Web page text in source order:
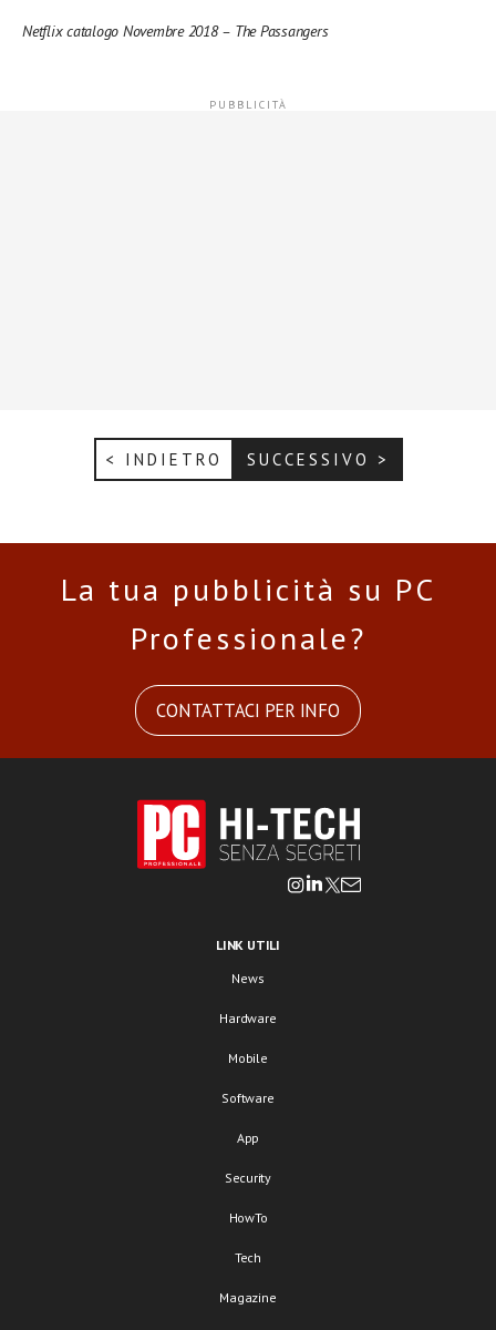
Netflix catalogo Novembre 2018 – The Passangers
< INDIETRO SUCCESSIVO >
La tua pubblicità su PC
Professionale?
CONTATTACI PER INFO
LINK UTILI
News
Hardware
Mobile
Software
App
Security
HowTo
Tech
Magazine